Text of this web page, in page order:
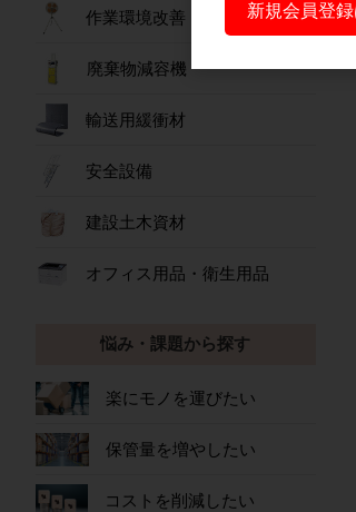
作業環境改善
廃棄物減容機
輸送用緩衝材
安全設備
建設土木資材
オフィス用品・衛生用品
悩み・課題から探す
楽にモノを運びたい
保管量を増やしたい
コストを削減したい
新規会員登